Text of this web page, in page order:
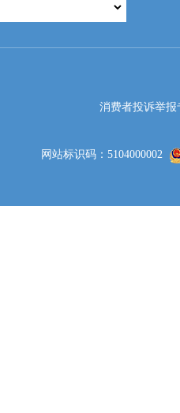
消费者投诉举报
网站标识码：5104000002